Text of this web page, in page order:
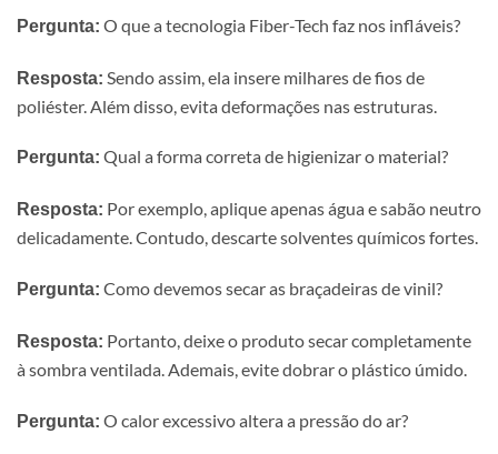
Pergunta: O que a tecnologia Fiber-Tech faz nos infláveis?
Resposta: Sendo assim, ela insere milhares de fios de
poliéster. Além disso, evita deformações nas estruturas.
Pergunta: Qual a forma correta de higienizar o material?
Resposta: Por exemplo, aplique apenas água e sabão neutro
delicadamente. Contudo, descarte solventes químicos fortes.
Pergunta: Como devemos secar as braçadeiras de vinil?
Resposta: Portanto, deixe o produto secar completamente
à sombra ventilada. Ademais, evite dobrar o plástico úmido.
Pergunta: O calor excessivo altera a pressão do ar?